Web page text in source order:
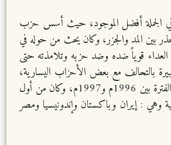
في الجملة أفضل الموجود، حيث أسس حزب
بحذر بين المد والجزر، وكان يحث من حوله في
العداء قوياً ضده وضد حزبه وتلامذته حتى
شعبية كبيرة بالتحالف مع بعض الأحزاب اليسارية،
وعلى إثر ذلك تم اعتقاله، وبعد خروجه من السجن أسس حزب الرفاه عام 1983م، وقد خاض حزبه انتخابات انتهت بفوزه بأغلبية الأصوات، فتولى رئاسة وزراء تركيا من الفترة بين 1996م و1997م، وكان من أول
وهي : إيران وباكستان وإندونيسيا ومصر